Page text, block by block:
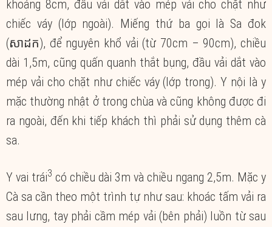
khoảng 8cm, đầu vải dắt vào mép vải cho chặt như
chiếc váy (lớp ngoài). Miếng thứ ba gọi là Sa đok
(សាដក), để nguyên khổ vải (từ 70cm – 90cm), chiều
dài 1,5m, cũng quấn quanh thắt bụng, đầu vải dắt vào
mép vải cho chặt như chiếc váy (lớp trong). Y nội là y
mặc thường nhật ở trong chùa và cũng không được đi
ra ngoài, đến khi tiếp khách thì phải sử dụng thêm cà
sa.
Y vai trái3 có chiều dài 3m và chiều ngang 2,5m. Mặc y
Cà sa cần theo một trình tự như sau: khoác tấm vải ra
sau lưng, tay phải cầm mép vải (bên phải) luồn từ sau